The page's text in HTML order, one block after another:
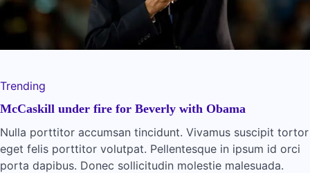
Trending
McCaskill under fire for Beverly with Obama
Nulla porttitor accumsan tincidunt. Vivamus suscipit tortor
eget felis porttitor volutpat. Pellentesque in ipsum id orci
porta dapibus. Donec sollicitudin molestie malesuada.